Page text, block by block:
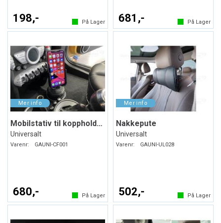
198,- På Lager 681,- På Lager
Mobilstativ til koppholderen
Universalt
Varenr: GAUNI-CF001
680,- På Lager
Nakkepute
Universalt
Varenr: GAUNI-UL028
502,- På Lager